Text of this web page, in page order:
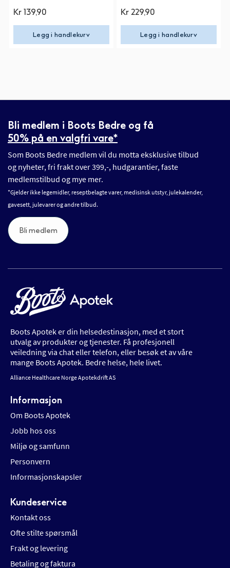
Kr 139,90
Legg i handlekurv
Kr 229,90
Legg i handlekurv
Bli medlem i Boots Bedre og få
50% på en valgfri vare*
Som Boots Bedre medlem vil du motta eksklusive tilbud
og nyheter, fri frakt over 399,-, hudgarantier, faste
medlemstilbud og mye mer.
*Gjelder ikke legemidler, reseptbelagte varer, medisinsk utstyr, julekalender,
gavesett, julevarer og andre tilbud.
Bli medlem
Boots Apotek er din helsedestinasjon, med et stort
utvalg av produkter og tjenester. Få profesjonell
veiledning via chat eller telefon, eller besøk et av våre
mange Boots Apotek. Bedre helse, hele livet.
Alliance Healthcare Norge Apotekdrift AS
Informasjon
Om Boots Apotek
Jobb hos oss
Miljø og samfunn
Personvern
Informasjonskapsler
Kundeservice
Kontakt oss
Ofte stilte spørsmål
Frakt og levering
Betaling og faktura